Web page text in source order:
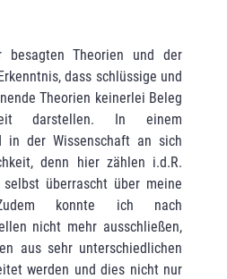
besagten Theorien und der
dass schlüssige und
Theorien keinerlei Beleg
darstellen. In einem
in der Wissenschaft an sich
denn hier zählen i.d.R.
überrascht über meine
konnte ich nach
nicht mehr ausschließen,
aus sehr unterschiedlichen
werden und dies nicht nur